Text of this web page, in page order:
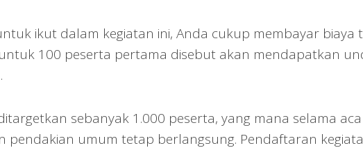
ikut dalam kegiatan ini, Anda cukup membayar biaya
100 peserta pertama disebut akan mendapatkan
sebanyak 1.000 peserta, yang mana selama
pendakian umum tetap berlangsung. Pendaftaran